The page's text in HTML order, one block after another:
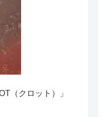
（クロット）」